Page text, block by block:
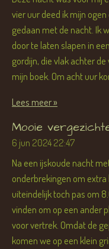
vier uur deed ik mijn
gedaan met de nacht. Ik
door te laten slapen in
gordijn, die vlak achter
mijn boek. Om acht uur
Lees meer »
Mooie
6 jun 202422:47
Na een ijskoude nacht
onderbrekingen om
uiteindelijk toch pas om
vinden om op een ander
voor vertrek. Omdat de
komen we op een klein